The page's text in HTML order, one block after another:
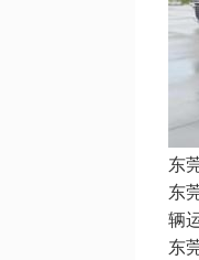
东
东
辆
东